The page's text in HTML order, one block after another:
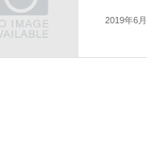
2019年6